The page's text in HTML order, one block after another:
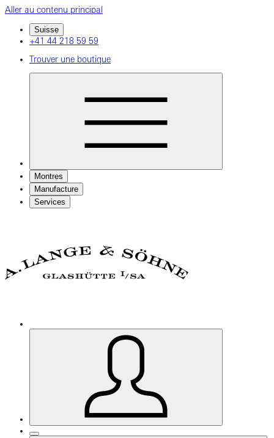
Aller au contenu principal
Suisse
+41 44 218 59 59
Trouver une boutique
Montres
Manufacture
Services